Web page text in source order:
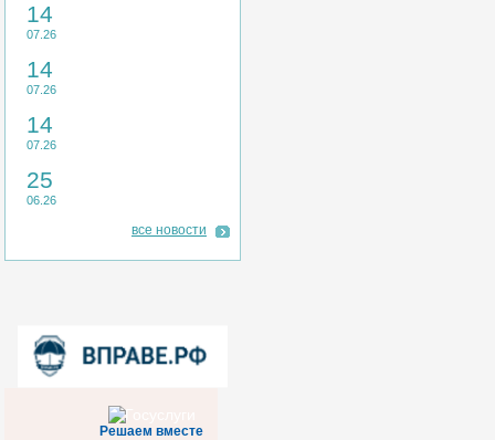
14
07.26
14
07.26
14
07.26
25
06.26
все новости
Решаем вместе